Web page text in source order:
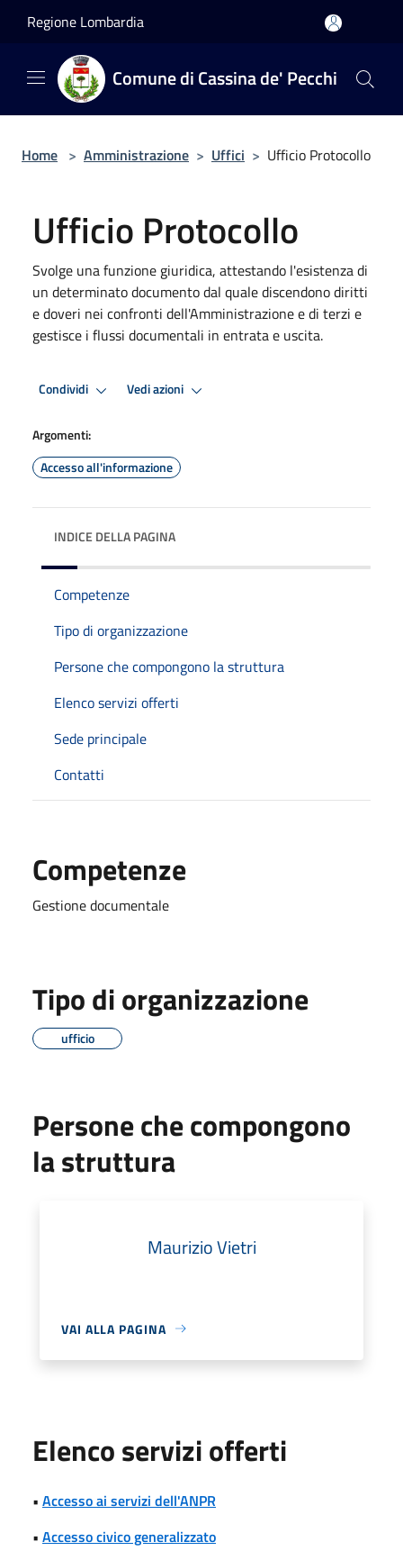
Regione Lombardia
Comune di Cassina de' Pecchi
Home > Amministrazione > Uffici > Ufficio Protocollo
Ufficio Protocollo
Svolge una funzione giuridica, attestando l'esistenza di
un determinato documento dal quale discendono diritti
e doveri nei confronti dell'Amministrazione e di terzi e
gestisce i flussi documentali in entrata e uscita.
Condividi Vedi azioni
Argomenti:
Accesso all'informazione
INDICE DELLA PAGINA
Competenze
Tipo di organizzazione
Persone che compongono la struttura
Elenco servizi offerti
Sede principale
Contatti
Competenze
Gestione documentale
Tipo di organizzazione
ufficio
Persone che compongono
la struttura
Maurizio Vietri
VAI ALLA PAGINA
Elenco servizi offerti
• Accesso ai servizi dell'ANPR
• Accesso civico generalizzato